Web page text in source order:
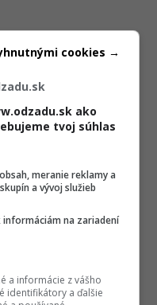
ako
tvoj súhlas
meranie reklamy a
a vývoj služieb
informáciám na zariadení
a informácie z vášho
identifikátory a ďalšie
cookies →